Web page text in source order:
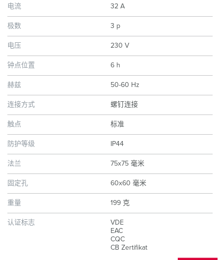
电流 32 A
极数 3 p
电压 230 V
钟点位置 6 h
赫兹 50-60 Hz
连接方式 螺钉连接
触点 标准
防护等级 IP44
法兰 75x75 毫米
固定孔 60x60 毫米
重量 199 克
认证标志
VDE
EAC
CQC
CB Zertifikat